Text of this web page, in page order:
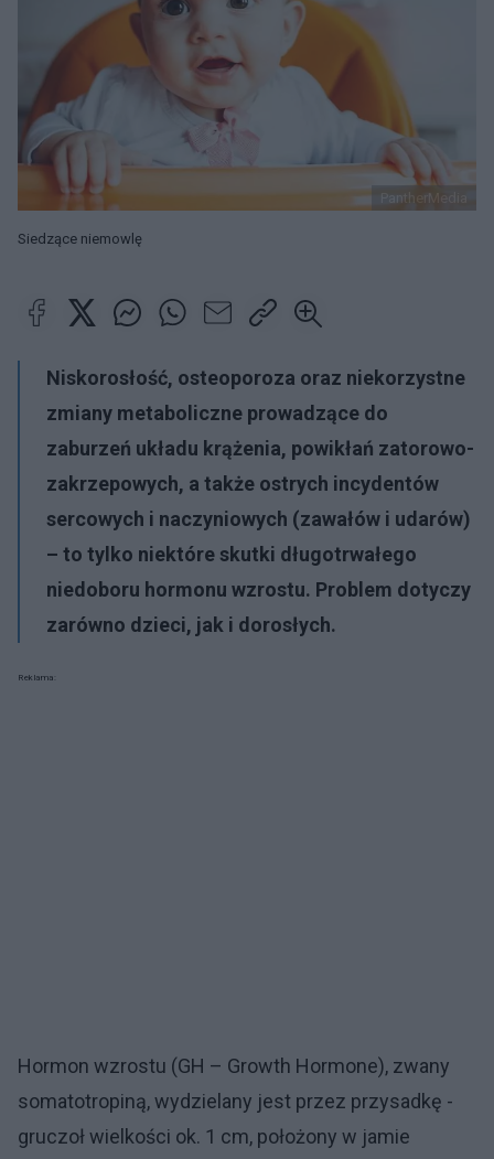
PantherMedia
Siedzące niemowlę
Niskorosłość, osteoporoza oraz niekorzystne
zmiany metaboliczne prowadzące do
zaburzeń układu krążenia, powikłań zatorowo-
zakrzepowych, a także ostrych incydentów
sercowych i naczyniowych (zawałów i udarów)
– to tylko niektóre skutki długotrwałego
niedoboru hormonu wzrostu. Problem dotyczy
zarówno dzieci, jak i dorosłych.
Reklama:
Hormon wzrostu (GH – Growth Hormone), zwany
somatotropiną, wydzielany jest przez przysadkę -
gruczoł wielkości ok. 1 cm, położony w jamie